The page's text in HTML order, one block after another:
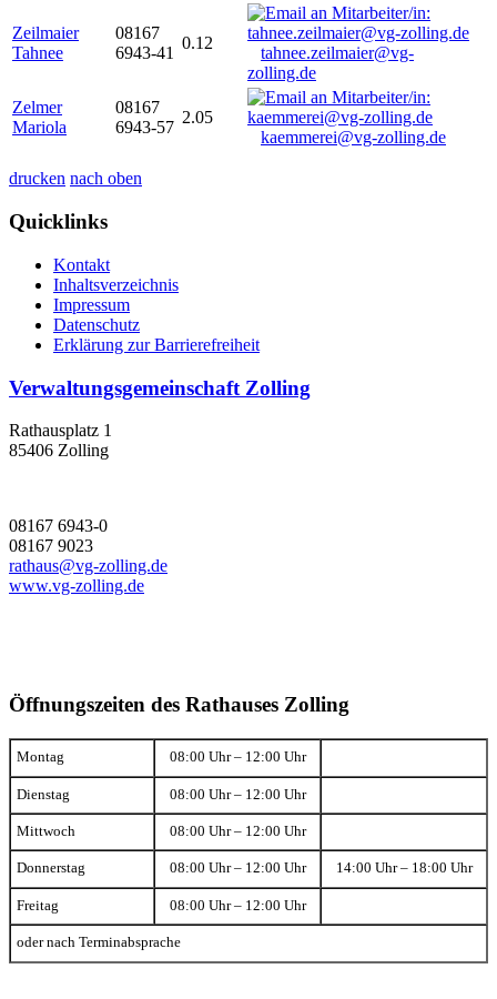
Zeilmaier
Tahnee
08167
6943-41
0.12
tahnee.zeilmaier@vg-
zolling.de
Zelmer
Mariola
08167
6943-57
2.05
kaemmerei@vg-zolling.de
drucken nach oben
Quicklinks
Kontakt
Inhaltsverzeichnis
Impressum
Datenschutz
Erklärung zur Barrierefreiheit
Verwaltungsgemeinschaft Zolling
Rathausplatz 1
85406 Zolling
08167 6943-0
08167 9023
rathaus@vg-zolling.de
www.vg-zolling.de
Öffnungszeiten des Rathauses Zolling
Montag 08:00 Uhr – 12:00 Uhr
Dienstag 08:00 Uhr – 12:00 Uhr
Mittwoch 08:00 Uhr – 12:00 Uhr
Donnerstag 08:00 Uhr – 12:00 Uhr 14:00 Uhr – 18:00 Uhr
Freitag 08:00 Uhr – 12:00 Uhr
oder nach Terminabsprache